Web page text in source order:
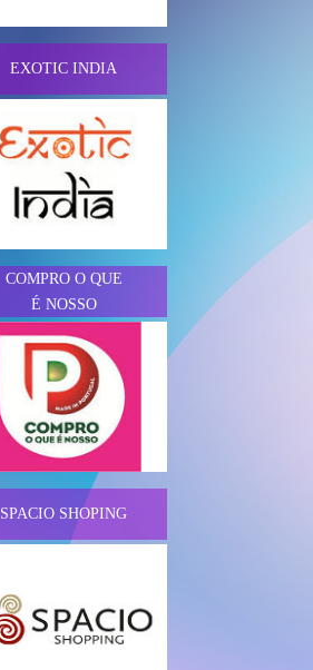
EXOTIC INDIA
COMPRO O QUE
É NOSSO
SPACIO SHOPING